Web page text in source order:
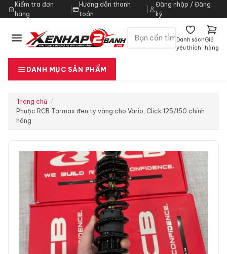
Kiểm tra đơn
hàng
|
Hướng dẫn thanh
toán
Đăng nhập / Đăng
ký
Danh sách
yêu thích
Giỏ
hàng
DANH MỤC SẢN PHẨM
Trang chủ
Phuộc RCB Tarmax đen ty vàng cho Vario, Click 125/150 chính
hãng